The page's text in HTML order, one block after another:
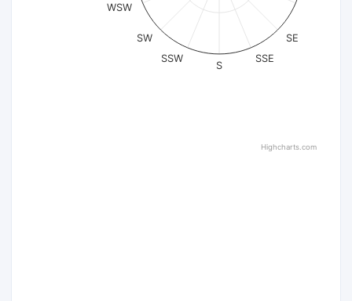
SE
SSE
S
SSW
SW
WSW
Highcharts.com